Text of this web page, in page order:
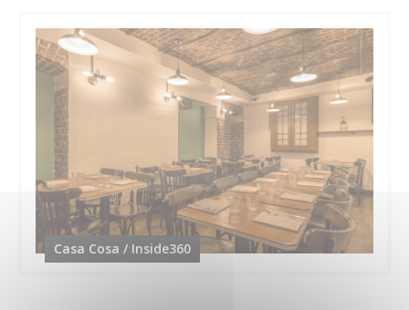
Casa Cosa / Inside360